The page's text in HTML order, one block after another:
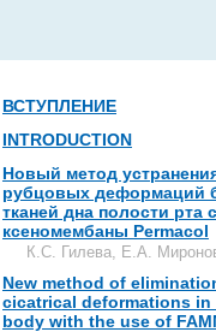
ВСТУПЛЕНИЕ
INTRODUCTION
Новый метод
рубцовых деформаций
тканей дна полости рта
ксеномембаны Permacol
К.С. Гилева, Е.А.
New method of
cicatrical deformations
body with the use of